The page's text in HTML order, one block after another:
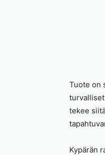
Tuote on
tekee
Kypärän